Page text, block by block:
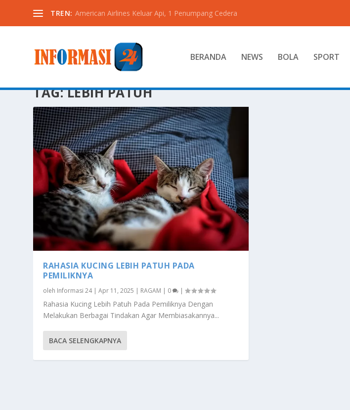
TREN: American Airlines Keluar Api, 1 Penumpang Cedera
BERANDA NEWS BOLA SPORT
TAG:LEBIH PATUH
RAHASIA KUCING LEBIH PATUH PADA
PEMILIKNYA
oleh Informasi 24|Apr 11, 2025 | RAGAM | 0 |
Rahasia Kucing Lebih Patuh Pada Pemiliknya Dengan
Melakukan Berbagai Tindakan Agar Membiasakannya...
BACA SELENGKAPNYA